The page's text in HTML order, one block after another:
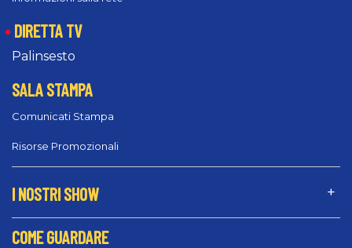
DIRETTA TV
Palinsesto
SALA STAMPA
Comunicati Stampa
Risorse Promozionali
I NOSTRI SHOW
COME GUARDARE